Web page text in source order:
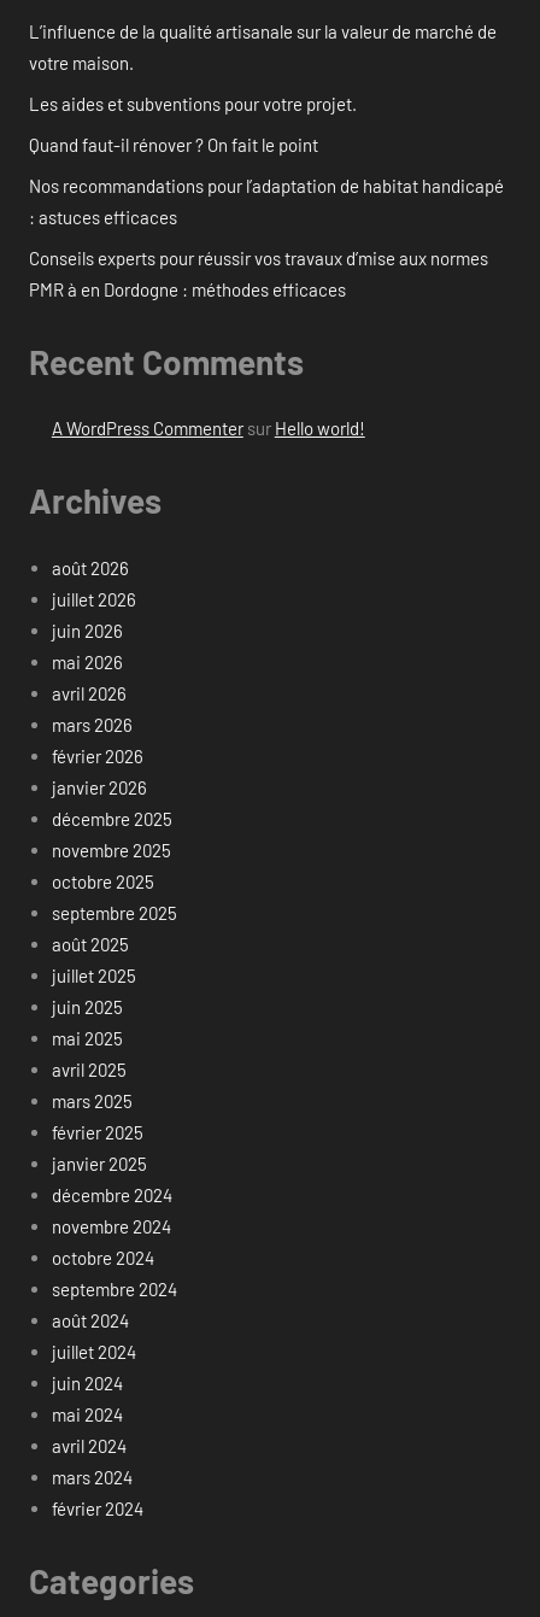
L’influence de la qualité artisanale sur la valeur de marché de
votre maison.
Les aides et subventions pour votre projet.
Quand faut-il rénover ? On fait le point
Nos recommandations pour l’adaptation de habitat handicapé
: astuces efficaces
Conseils experts pour réussir vos travaux d’mise aux normes
PMR à en Dordogne : méthodes efficaces
Recent Comments
A WordPress Commentersur Hello world!
Archives
août 2026
juillet 2026
juin 2026
mai 2026
avril 2026
mars 2026
février 2026
janvier 2026
décembre 2025
novembre 2025
octobre 2025
septembre 2025
août 2025
juillet 2025
juin 2025
mai 2025
avril 2025
mars 2025
février 2025
janvier 2025
décembre 2024
novembre 2024
octobre 2024
septembre 2024
août 2024
juillet 2024
juin 2024
mai 2024
avril 2024
mars 2024
février 2024
Categories